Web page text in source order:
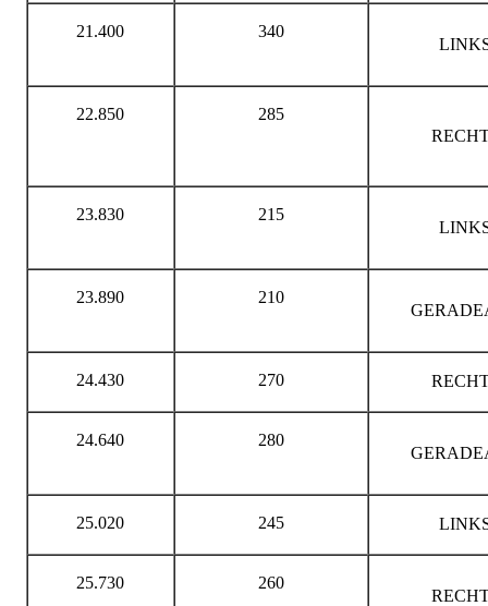
21.400 340
22.850
285
23.830 215
23.890 210
24.430 270
24.640 280
25.020 245
25.730 260